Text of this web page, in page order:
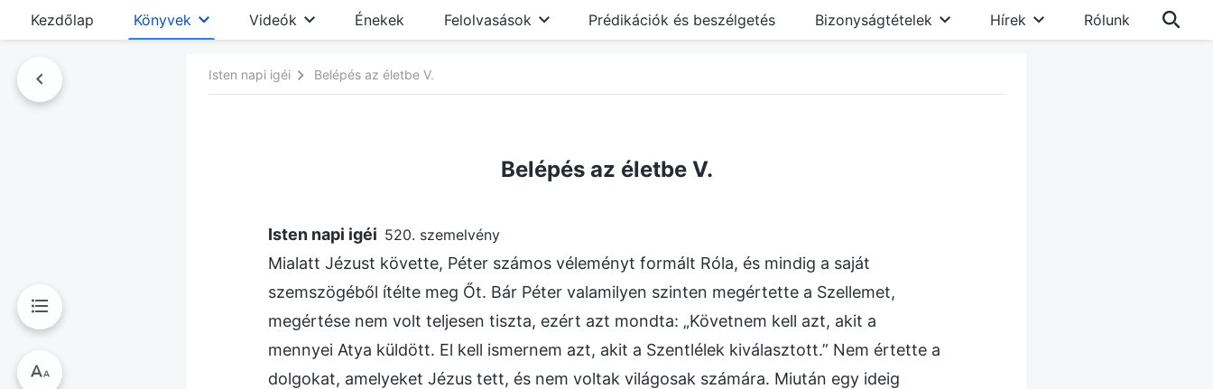
Kezdőlap Könyvek Videók Énekek Felolvasások Prédikációk és beszélgetés Bizonyságtételek Hírek Rólunk
Isten napi igéi Belépés az életbe V.
Belépés az életbe V.
Isten napi igéi 520. szemelvény
Mialatt Jézust követte, Péter számos véleményt formált Róla, és mindig a saját
szemszögéből ítélte meg Őt. Bár Péter valamilyen szinten megértette a Szellemet,
megértése nem volt teljesen tiszta, ezért azt mondta: „Követnem kell azt, akit a
mennyei Atya küldött. El kell ismernem azt, akit a Szentlélek kiválasztott.” Nem értette a
dolgokat, amelyeket Jézus tett, és nem voltak világosak számára. Miután egy ideig